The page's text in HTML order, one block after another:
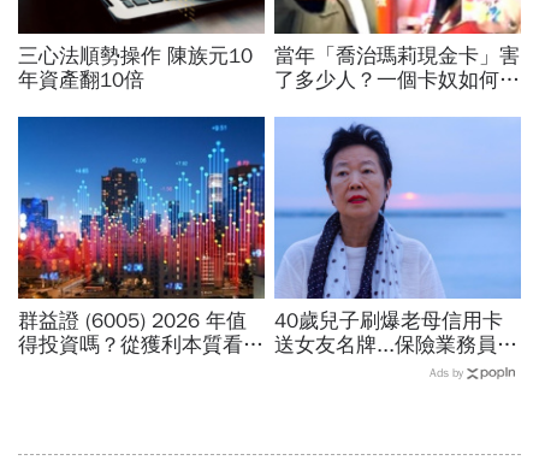
三心法順勢操作 陳族元10
年資產翻10倍
當年「喬治瑪莉現金卡」害
了多少人？一個卡奴如何把
群益證 (6005) 2026 年值
得投資嗎？從獲利本質看價
40歲兒子刷爆老母信用卡
送女友名牌...保險業務員看
「啃老」：問題不在溺愛，
Ads by